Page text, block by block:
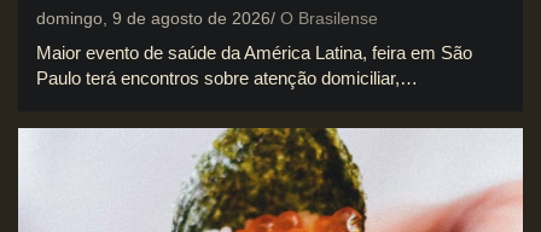
domingo, 9 de agosto de 2026 O Brasilense
Maior evento de saúde da América Latina, feira em São
Paulo terá encontros sobre atenção domiciliar,…